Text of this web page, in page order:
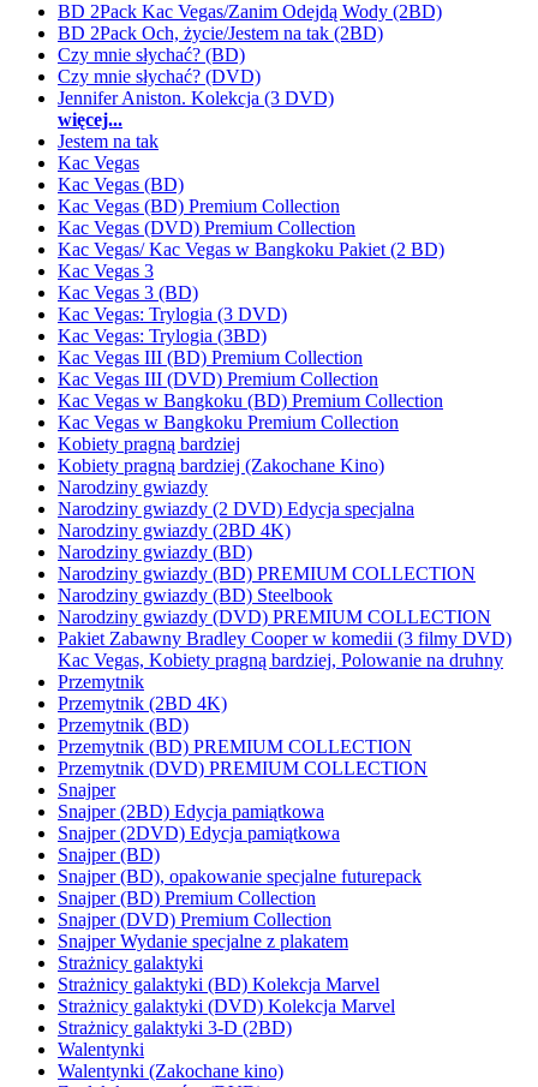
BD 2Pack Kac Vegas/Zanim Odejdą Wody (2BD)
BD 2Pack Och, życie/Jestem na tak (2BD)
Czy mnie słychać? (BD)
Czy mnie słychać? (DVD)
Jennifer Aniston. Kolekcja (3 DVD)
więcej...
Jestem na tak
Kac Vegas
Kac Vegas (BD)
Kac Vegas (BD) Premium Collection
Kac Vegas (DVD) Premium Collection
Kac Vegas/ Kac Vegas w Bangkoku Pakiet (2 BD)
Kac Vegas 3
Kac Vegas 3 (BD)
Kac Vegas: Trylogia (3 DVD)
Kac Vegas: Trylogia (3BD)
Kac Vegas III (BD) Premium Collection
Kac Vegas III (DVD) Premium Collection
Kac Vegas w Bangkoku (BD) Premium Collection
Kac Vegas w Bangkoku Premium Collection
Kobiety pragną bardziej
Kobiety pragną bardziej (Zakochane Kino)
Narodziny gwiazdy
Narodziny gwiazdy (2 DVD) Edycja specjalna
Narodziny gwiazdy (2BD 4K)
Narodziny gwiazdy (BD)
Narodziny gwiazdy (BD) PREMIUM COLLECTION
Narodziny gwiazdy (BD) Steelbook
Narodziny gwiazdy (DVD) PREMIUM COLLECTION
Pakiet Zabawny Bradley Cooper w komedii (3 filmy DVD)
Kac Vegas, Kobiety pragną bardziej, Polowanie na druhny
Przemytnik
Przemytnik (2BD 4K)
Przemytnik (BD)
Przemytnik (BD) PREMIUM COLLECTION
Przemytnik (DVD) PREMIUM COLLECTION
Snajper
Snajper (2BD) Edycja pamiątkowa
Snajper (2DVD) Edycja pamiątkowa
Snajper (BD)
Snajper (BD), opakowanie specjalne futurepack
Snajper (BD) Premium Collection
Snajper (DVD) Premium Collection
Snajper Wydanie specjalne z plakatem
Strażnicy galaktyki
Strażnicy galaktyki (BD) Kolekcja Marvel
Strażnicy galaktyki (DVD) Kolekcja Marvel
Strażnicy galaktyki 3-D (2BD)
Walentynki
Walentynki (Zakochane kino)